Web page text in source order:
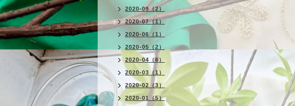
2020-09（2）
2020-07（1）
2020-06（1）
2020-05（2）
2020-04（6）
2020-03（1）
2020-02（3）
2020-01（5）